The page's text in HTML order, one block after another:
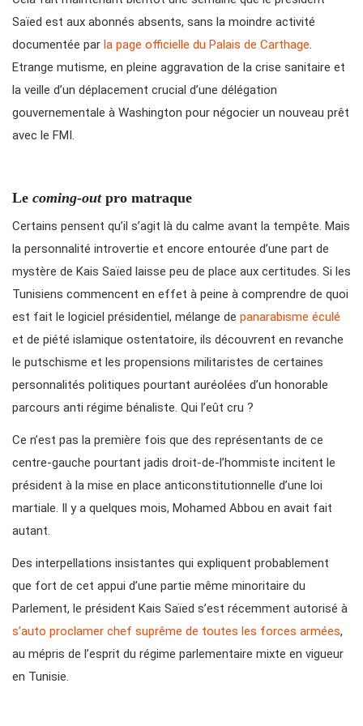
Saïed est aux abonnés absents, sans la moindre activité
documentée par la page officielle du Palais de Carthage.
Etrange mutisme, en pleine aggravation de la crise sanitaire et
la veille d’un déplacement crucial d’une délégation
gouvernementale à Washington pour négocier un nouveau prêt
avec le FMI.
Le coming-outpro matraque
Certains pensent qu’il s’agit là du calme avant la tempête. Mais
la personnalité introvertie et encore entourée d’une part de
mystère de Kais Saïed laisse peu de place aux certitudes. Si les
Tunisiens commencent en effet à peine à comprendre de quoi
est fait le logiciel présidentiel, mélange de panarabisme éculé
et de piété islamique ostentatoire, ils découvrent en revanche
le putschisme et les propensions militaristes de certaines
personnalités politiques pourtant auréolées d’un honorable
parcours anti régime bénaliste. Qui l’eût cru ?
Ce n’est pas la première fois que des représentants de ce
centre-gauche pourtant jadis droit-de-l’hommiste incitent le
président à la mise en place anticonstitutionnelle d’une loi
martiale. Il y a quelques mois, Mohamed Abbou en avait fait
autant.
Des interpellations insistantes qui expliquent probablement
que fort de cet appui d’une partie même minoritaire du
Parlement, le président Kais Saïed s’est récemment autorisé à
s’auto proclamer chef suprême de toutes les forces armées,
au mépris de l’esprit du régime parlementaire mixte en vigueur
en Tunisie.